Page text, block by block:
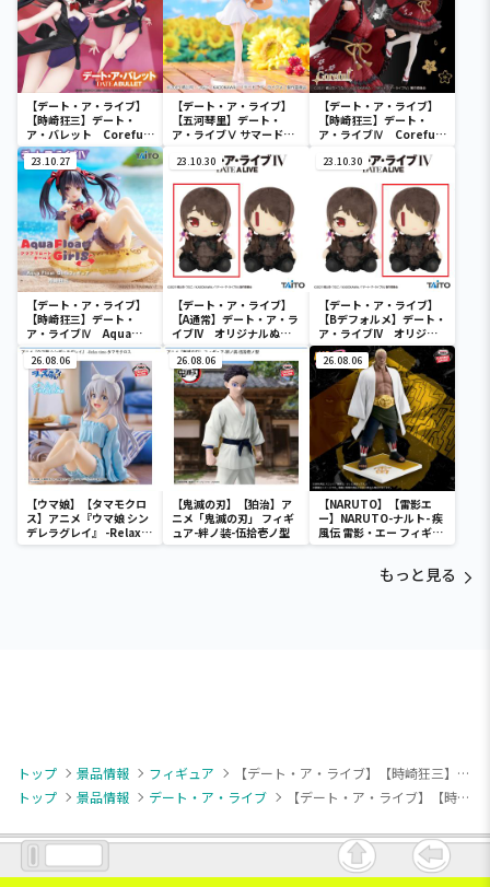
【デート・ア・ライブ】
【時崎狂三】デート・
ア・バレット Coreful
フィギュア 時崎狂三～
バニーver.～Renewal
【デート・ア・ライブ】
【五河琴里】デート・
ア・ライブⅤ サマードレ
ー
【デート・ア・ライブ】
【時崎狂三】デート・
ア・ライブⅣ Coreful
和ゴスver.～
23.10.27
【デート・ア・ライブ】
【時崎狂三】デート・
ア・ライブⅣ Aqua
Float Girls フィギュア
時崎狂三
23.10.30
【デート・ア・ライブ】
【A通常】デート・ア・ラ
イブIV オリジナルぬい
ぐるみ 時崎狂三～私服
ver.～
23.10.30
【デート・ア・ライブ】
【Bデフォルメ】デート・
ア・ライブIV オリジナ
ルぬいぐるみ 時崎狂三
～私服ver.～
26.08.06
【ウマ娘】【タマモクロ
ス】アニメ『ウマ娘 シン
デレラグレイ』 -Relax
time-タマモクロス
26.08.06
【鬼滅の刃】【狛治】ア
ニメ「鬼滅の刃」 フィギ
ュア-絆ノ装-伍拾壱ノ型
26.08.06
【NARUTO】【雷影エ
ー】NARUTO-ナルト- 疾
風伝 雷影・エー フィギュ
ア～五影集結…!!～
もっと見る
トップ 景品情報 フィギュア
【デート・ア・ライブ】【時崎狂三】デート・ア・ライブⅤ BiCute Dark Figureー時崎狂三ー
トップ
景品情報 デート・ア・ライブ 【デート・ア・ライブ】【時崎狂三】デート・ア・ライブⅤ BiCute Dark Figureー時崎狂三ー